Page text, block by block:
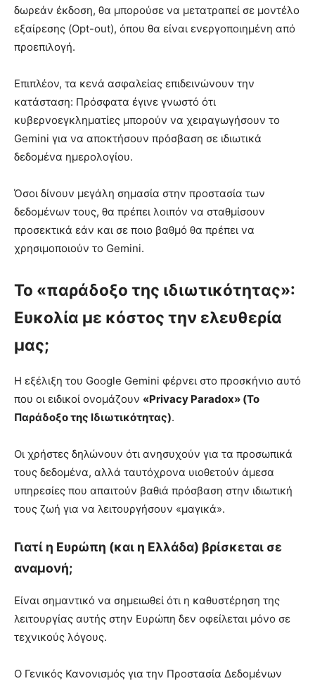
δωρεάν έκδοση, θα μπορούσε να μετατραπεί σε μοντέλο
εξαίρεσης (Opt-out), όπου θα είναι ενεργοποιημένη από
προεπιλογή.
Επιπλέον, τα κενά ασφαλείας επιδεινώνουν την
κατάσταση: Πρόσφατα έγινε γνωστό ότι
κυβερνοεγκληματίες μπορούν να χειραγωγήσουν το
Gemini για να αποκτήσουν πρόσβαση σε ιδιωτικά
δεδομένα ημερολογίου.
Όσοι δίνουν μεγάλη σημασία στην προστασία των
δεδομένων τους, θα πρέπει λοιπόν να σταθμίσουν
προσεκτικά εάν και σε ποιο βαθμό θα πρέπει να
χρησιμοποιούν το Gemini.
Το «παράδοξο της ιδιωτικότητας»:
Ευκολία με κόστος την ελευθερία
μας;
Η εξέλιξη του Google Gemini φέρνει στο προσκήνιο αυτό
που οι ειδικοί ονομάζουν «Privacy Paradox» (Το
Παράδοξο της Ιδιωτικότητας).
Οι χρήστες δηλώνουν ότι ανησυχούν για τα προσωπικά
τους δεδομένα, αλλά ταυτόχρονα υιοθετούν άμεσα
υπηρεσίες που απαιτούν βαθιά πρόσβαση στην ιδιωτική
τους ζωή για να λειτουργήσουν «μαγικά».
Γιατί η Ευρώπη (και η Ελλάδα) βρίσκεται σε
αναμονή;
Είναι σημαντικό να σημειωθεί ότι η καθυστέρηση της
λειτουργίας αυτής στην Ευρώπη δεν οφείλεται μόνο σε
τεχνικούς λόγους.
Ο Γενικός Κανονισμός για την Προστασία Δεδομένων